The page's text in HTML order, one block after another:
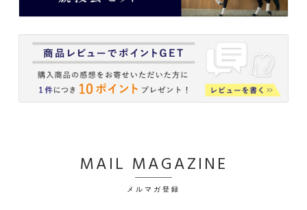
MAIL MAGAZINE
メルマガ登録